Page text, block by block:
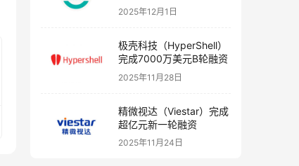
2025年12月1日
极壳科技（HyperShell）
完成7000万美元B轮融资
2025年11月28日
精微视达（Viestar）完成
超亿元新一轮融资
2025年11月24日